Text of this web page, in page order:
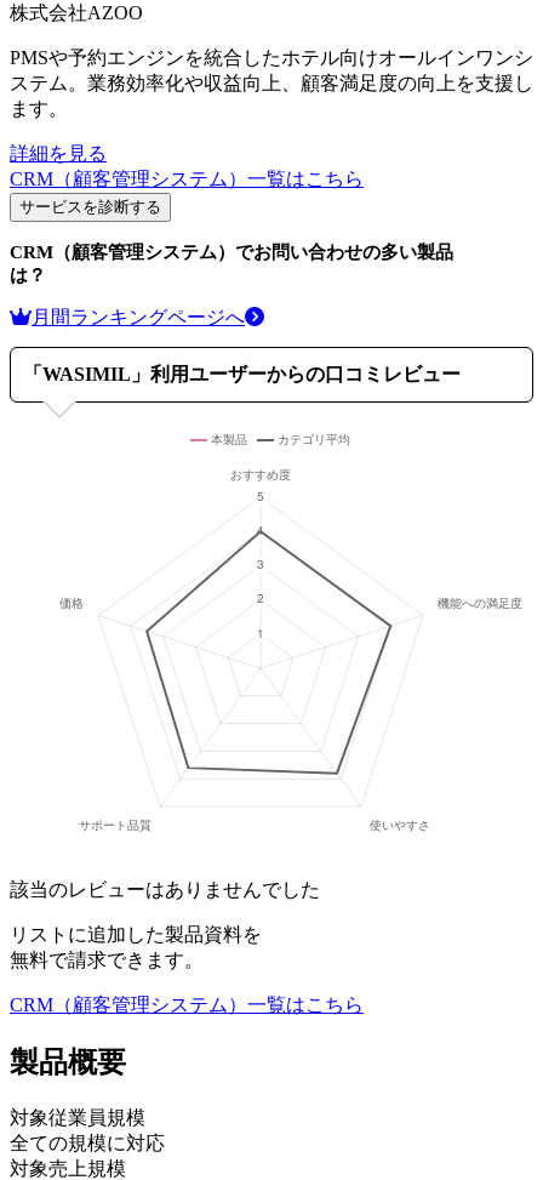
株式会社AZOO
PMSや予約エンジンを統合したホテル向けオールインワンシ
ステム。業務効率化や収益向上、顧客満足度の向上を支援し
ます。
詳細を見る
CRM（顧客管理システム） 一覧はこちら
サービスを診断する
CRM（顧客管理システム） でお問い合わせの多い製品
は？
月間ランキングページへ
「 WASIMIL 」利用ユーザーからの口コミレビュー
該当のレビューはありませんでした
リストに追加した製品資料を
無料で請求できます。
CRM（顧客管理システム） 一覧はこちら
製品概要
対象従業員規模
全ての規模に対応
対象売上規模